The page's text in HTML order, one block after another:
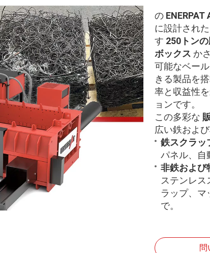
の
に設計され
す 250トン
ボックス か
可能なベー
きる製品を
率と収益性
ョンです。
この多彩な
広い鉄およ
鉄スクラッ
パネル、自
非鉄および
ステンレス
ラップ、マ
で。
問